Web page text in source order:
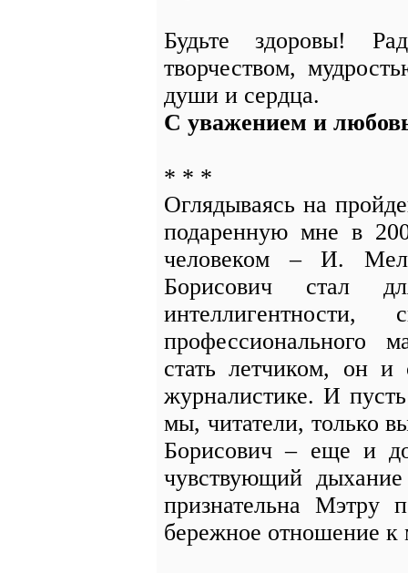
Будьте здоровы!
творчеством,
души и сердца.
С уважением и
* * *
Оглядываясь на
подаренную мне в
человеком – И.
Борисович стал
профессионального
стать летчиком, он
журналистике. И
мы, читатели, только
Борисович – еще и
чувствующий
признательна Мэтру
бережное отношение к